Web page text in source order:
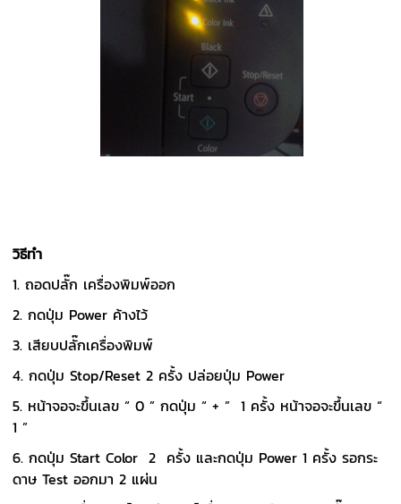
วิธีทำ
1. ถอดปลั๊ก เครื่องพิมพ์ออก
2. กดปุ่ม Power ค้างไว้
3. เสียบปลั๊กเครื่องพิมพ์
4. กดปุ่ม Stop/Reset 2 ครั้ง ปล่อยปุ่ม Power
5. หน้าจอจะขึ้นเลข “ 0 ” กดปุ่ม “ + ” 1 ครั้ง หน้าจอจะขึ้นเลข “
1 ”
6. กดปุ่ม Start Color 2 ครั้ง และกดปุ่ม Power 1 ครั้ง รอกระ
ดาษ Test ออกมา 2 แผ่น